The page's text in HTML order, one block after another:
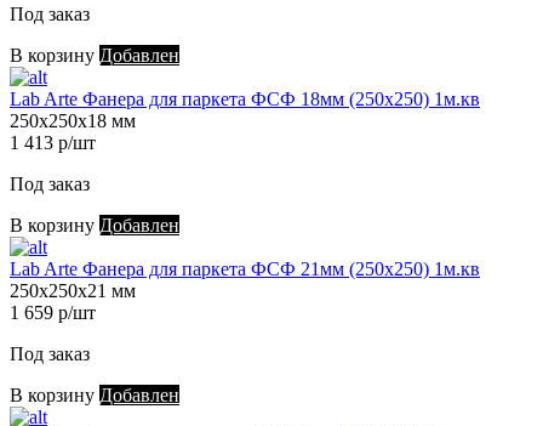
Под заказ
В корзину Добавлен
Lab Arte Фанера для паркета ФСФ 18мм (250х250) 1м.кв
250х250х18 мм
1 413 р/шт
Под заказ
В корзину Добавлен
Lab Arte Фанера для паркета ФСФ 21мм (250х250) 1м.кв
250х250х21 мм
1 659 р/шт
Под заказ
В корзину Добавлен